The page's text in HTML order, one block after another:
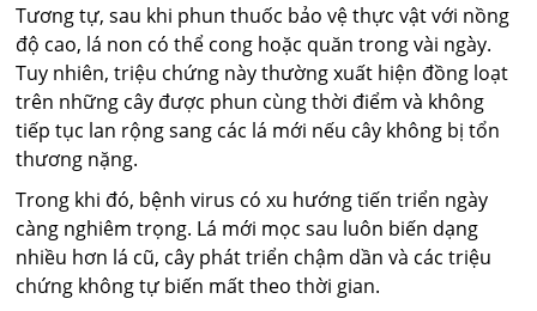
Tương tự, sau khi phun thuốc bảo vệ thực vật với nồng
độ cao, lá non có thể cong hoặc quăn trong vài ngày.
Tuy nhiên, triệu chứng này thường xuất hiện đồng loạt
trên những cây được phun cùng thời điểm và không
tiếp tục lan rộng sang các lá mới nếu cây không bị tổn
thương nặng.
Trong khi đó, bệnh virus có xu hướng tiến triển ngày
càng nghiêm trọng. Lá mới mọc sau luôn biến dạng
nhiều hơn lá cũ, cây phát triển chậm dần và các triệu
chứng không tự biến mất theo thời gian.